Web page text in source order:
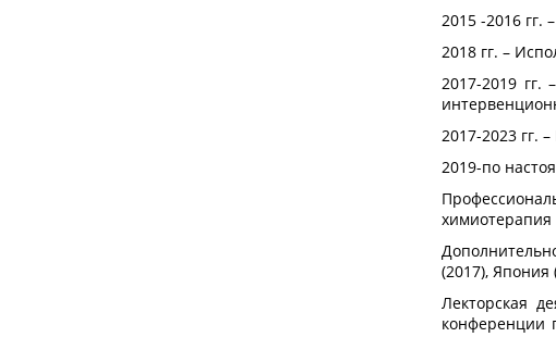
2015 -2016 гг.
2018 гг. –
2017-2019
2017-2023 гг.
2019-по
химиотерапия
(2017), Япония
Лекторская
конференции